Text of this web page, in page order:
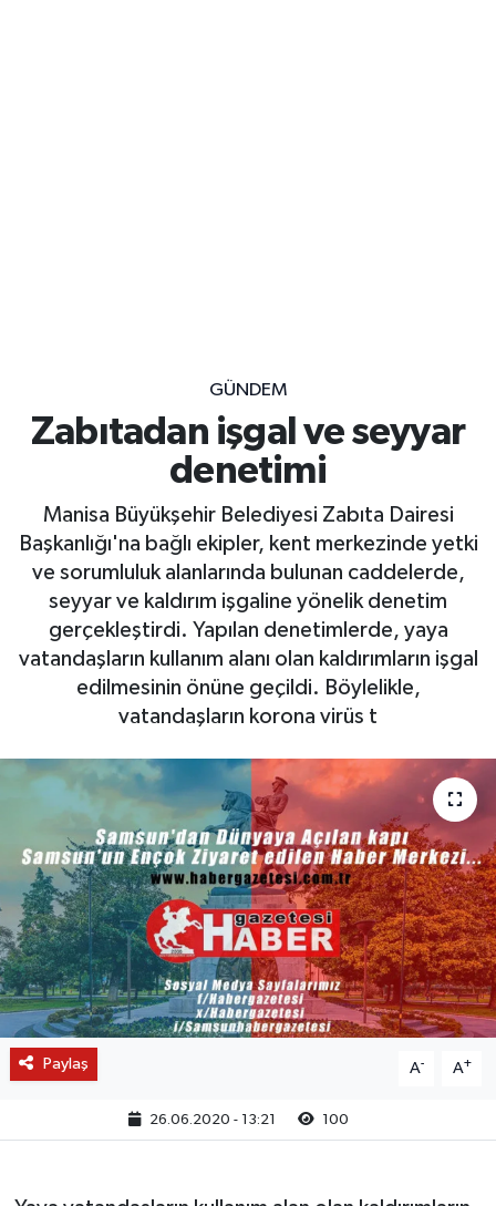
GÜNDEM
Zabıtadan işgal ve seyyar
denetimi
Manisa Büyükşehir Belediyesi Zabıta Dairesi
Başkanlığı'na bağlı ekipler, kent merkezinde yetki
ve sorumluluk alanlarında bulunan caddelerde,
seyyar ve kaldırım işgaline yönelik denetim
gerçekleştirdi. Yapılan denetimlerde, yaya
vatandaşların kullanım alanı olan kaldırımların işgal
edilmesinin önüne geçildi. Böylelikle,
vatandaşların korona virüs t
Paylaş A- A+
26.06.2020 - 13:21 100